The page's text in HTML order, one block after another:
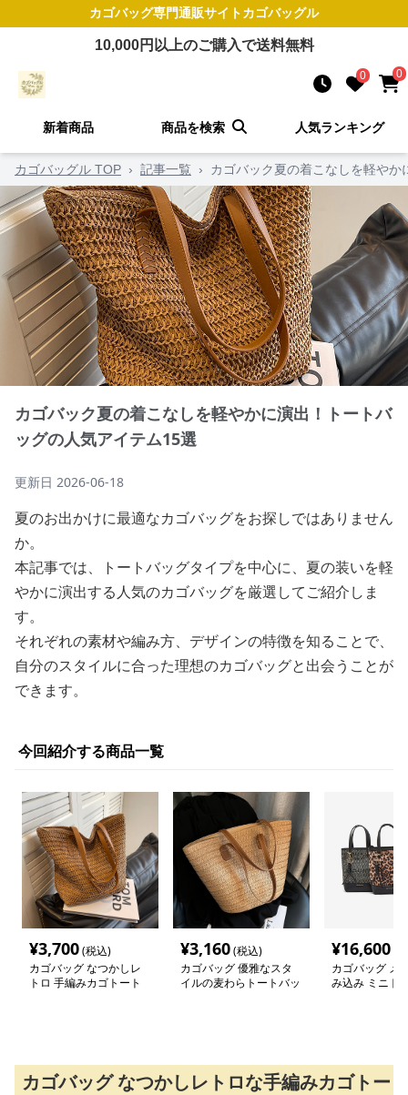
カゴバッグ専門通販サイトカゴバッグル
10,000円以上のご購入で送料無料
0 0
新着商品 商品を検索 人気ランキング
カゴバッグル TOP › 記事一覧 › カゴバック夏の着こなしを軽や
カゴバック夏の着こなしを軽やかに演出！トートバ
ッグの人気アイテム15選
更新日 2026-06-18
夏のお出かけに最適なカゴバッグをお探しではありません
か。
本記事では、トートバッグタイプを中心に、夏の装いを軽
やかに演出する人気のカゴバッグを厳選してご紹介しま
す。
それぞれの素材や編み方、デザインの特徴を知ることで、
自分のスタイルに合った理想のカゴバッグと出会うことが
できます。
今回紹介する商品一覧
¥3,700(税込)
カゴバッグ なつかしレ
トロ 手編みカゴトート
¥3,160(税込)
カゴバッグ 優雅なスタ
イルの麦わらトートバッ
¥16,600
カゴバッグ メ
み込み ミニト
カゴバッグ なつかしレトロな手編みカゴトー